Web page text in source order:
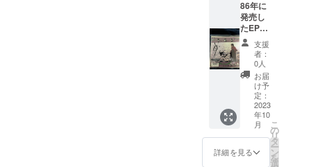
チ18セ
ンチ。
サイン
を入れ
まし
た。
『新
説・雪
之丞変
化』の
パンフ
レット
と手拭
い付
86年に
発売し
たEPで
す。作
曲は
『浪花
恋しぐ
れ』の
岡千秋
先生。
良い曲
です
よ。約
18セン
チ18セ
支援
者：
0人
お届
け予
定：
2023
年10
月
詳細を見る
こ
の
リ
タ
ー
ン
を
選